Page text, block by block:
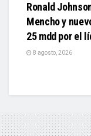
Ronald
Mencho y
25 mdd por el
8 agosto, 2026